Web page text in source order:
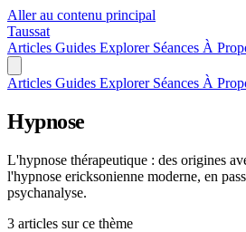
Aller au contenu principal
Taussat
Articles Guides Explorer Séances À
Articles Guides Explorer Séances À
Hypnose
L'hypnose thérapeutique : des origines
l'hypnose ericksonienne moderne, en
psychanalyse.
3 articles sur ce thème